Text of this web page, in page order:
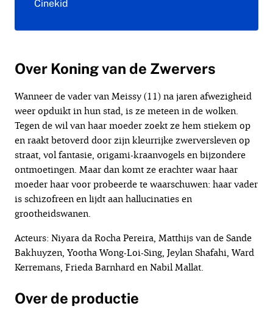
Cinekid
Over Koning van de Zwervers
Wanneer de vader van Meissy (11) na jaren afwezigheid
weer opduikt in hun stad, is ze meteen in de wolken.
Tegen de wil van haar moeder zoekt ze hem stiekem op
en raakt betoverd door zijn kleurrijke zwerversleven op
straat, vol fantasie, origami-kraanvogels en bijzondere
ontmoetingen. Maar dan komt ze erachter waar haar
moeder haar voor probeerde te waarschuwen: haar vader
is schizofreen en lijdt aan hallucinaties en
grootheidswanen.
Acteurs: Niyara da Rocha Pereira, Matthijs van de Sande
Bakhuyzen, Yootha Wong-Loi-Sing, Jeylan Shafahi, Ward
Kerremans, Frieda Barnhard en Nabil Mallat.
Over de productie